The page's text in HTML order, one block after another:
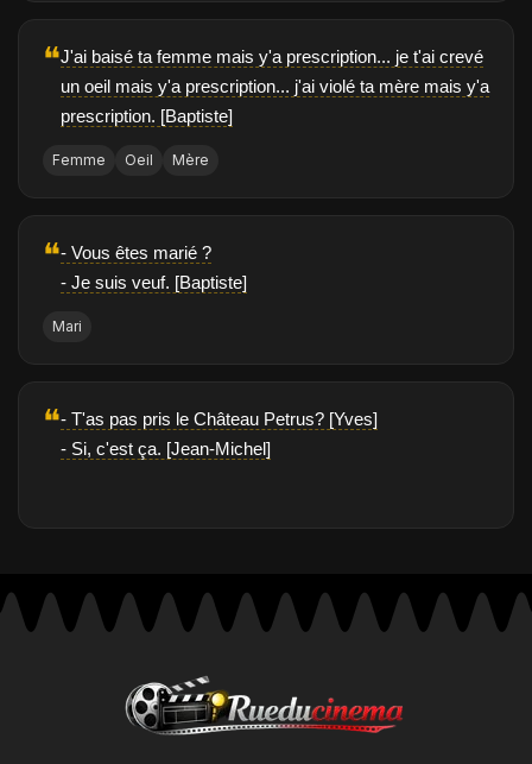
❝J'ai baisé ta femme mais y'a prescription... je t'ai crevé
un oeil mais y'a prescription... j'ai violé ta mère mais y'a
prescription. [Baptiste]
Femme Oeil Mère
❝- Vous êtes marié ?
- Je suis veuf. [Baptiste]
Mari
❝- T'as pas pris le Château Petrus? [Yves]
- Si, c'est ça. [Jean-Michel]